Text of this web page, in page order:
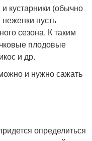
кустарники (обычно
пусть
сезона. К таким
плодовые
и др.
и нужно сажать
определиться